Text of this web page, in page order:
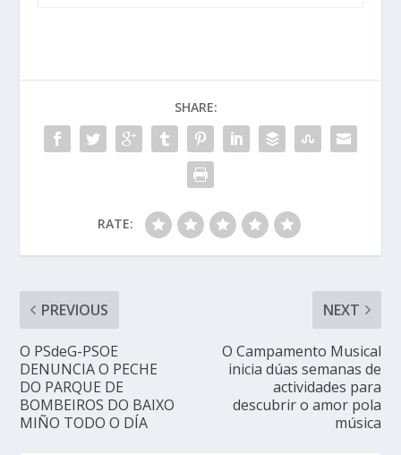
SHARE:
RATE:
PREVIOUS
O PSdeG-PSOE
DENUNCIA O PECHE
DO PARQUE DE
BOMBEIROS DO BAIXO
MIÑO TODO O DÍA
NEXT
O Campamento Musical
inicia dúas semanas de
actividades para
descubrir o amor pola
música